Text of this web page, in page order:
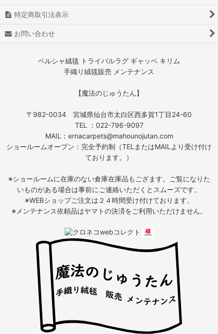
特定商取引法表示
お問い合わせ
ペルシャ絨毯 トライバルラグ ギャッベ キリム
手織り絨毯販売 メンテナンス
【魔法のじゅうたん】
〒982-0034 宮城県仙台市太白区西多賀1丁目24-60
TEL ：022-796-9097
MAIL：ernacarpets@mahounojutan.com
ショールームオープン：完全予約制（TELまたはMAILより受け付け
ております。）
※ショールームに在庫のない倉庫在庫品もござます。ご覧になりた
いものがある場合は事前にご連絡いただくとスムーズです。
※WEBショップご注文は２４時間受け付けております。
※メンテナンス依頼品はヤマトの決済をご利用いただけません。